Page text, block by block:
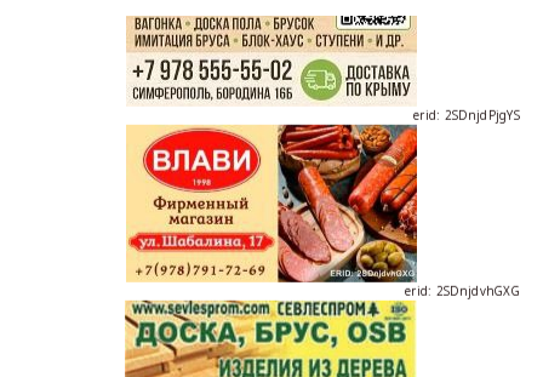
erid: 2SDnjdPjgYS
erid: 2SDnjdvhGXG